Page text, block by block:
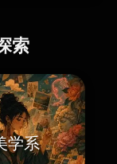
索
学系